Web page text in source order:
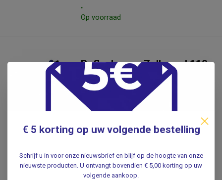
.
Op voorraad
Reflexhamer Zellamed 110
gram
69,50
57,44
.
Verwachte levertijd: 1 week
€ 5 korting op uw volgende bestelling
Schrijf u in voor onze nieuwsbrief en blijf op de hoogte van onze
nieuwste producten. U ontvangt bovendien € 5,00 korting op uw
volgende aankoop.